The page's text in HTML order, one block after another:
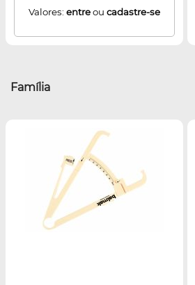
Valores: entreou cadastre-se
Família